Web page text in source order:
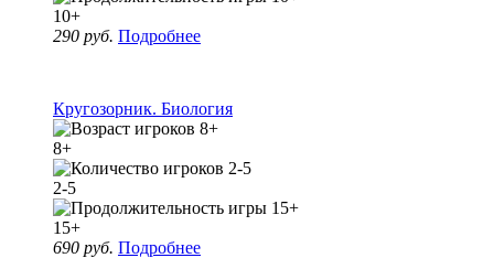
10+
290 руб. Подробнее
Кругозорник. Биология
8+
2-5
15+
690 руб. Подробнее